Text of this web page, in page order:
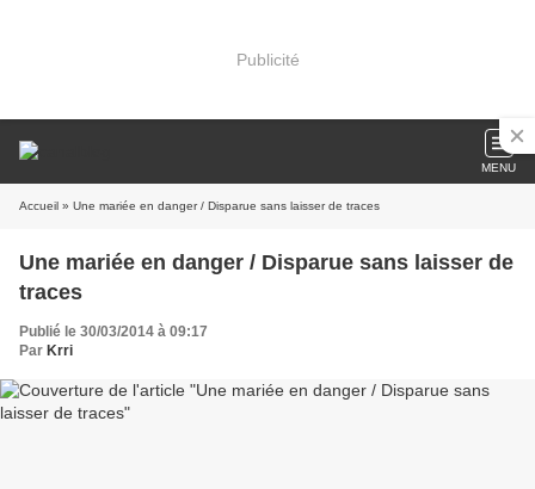
Publicité
MENU
Accueil » Une mariée en danger / Disparue sans laisser de traces
Une mariée en danger / Disparue sans laisser de
traces
Publié le 30/03/2014 à 09:17
Par Krri